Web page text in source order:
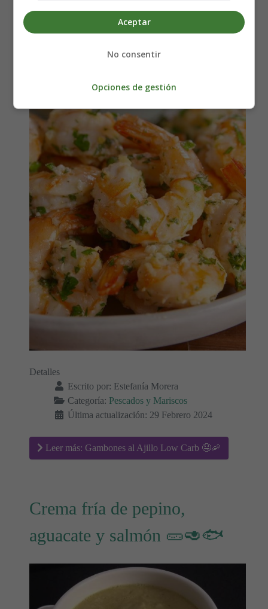
Gambones al Ajillo Low Carb
Detalles
Escrito por: Estefanía Morera
Categoría: Pescados y Mariscos
Última actualización: 29 Febrero 2024
Leer más: Gambones al Ajillo Low Carb 🤤🦐
Crema fría de pepino,
aguacate y salmón 🥒🥑🐟
Aceptar
No consentir
Opciones de gestión